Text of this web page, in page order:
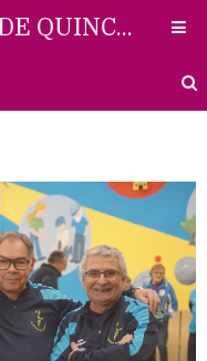
AMICALE BOULE DE QUINCIEUX